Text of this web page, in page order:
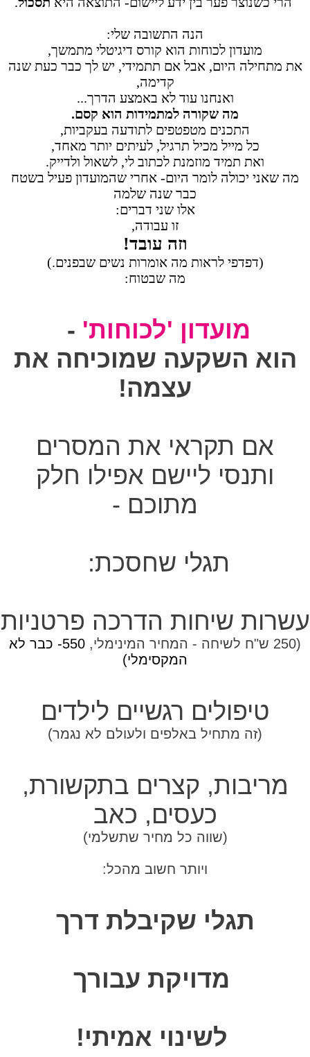
הנה התשובה שלי:
מועדון לכוחות הוא קורס דיגיטלי מתמשך,
את מתחילה היום, אבל אם תתמידי, יש לך כבר כעת שנה
קדימה,
ואנחנו עוד לא באמצע הדרך...
מה שקורה למתמידות הוא קסם.
התכנים מטפטפים לתודעה בעקביות,
כל מייל מכיל תרגיל, לעיתים יותר מאחד,
ואת תמיד מוזמנת לכתוב לי, לשאול ולדייק.
מה שאני יכולה לומר היום- אחרי שהמועדון פעיל בשטח
כבר שנה שלמה
אלו שני דברים:
זו עבודה,
וזה עובד!
(דפדפי לראות מה אומרות נשים שבפנים.)
מה שבטוח:
מועדון 'לכוחות' -
הוא השקעה שמוכיחה את
עצמה!
אם תקראי את המסרים
ותנסי ליישם אפילו חלק
מתוכם -
תגלי שחסכת:
עשרות שיחות הדרכה פרטניות
(250 ש"ח לשיחה - המחיר המינימלי,
550- כבר לא
המקסימלי)
טיפולים רגשיים לילדים
(זה מתחיל באלפים ולעולם לא נגמר)
מריבות, קצרים בתקשורת,
כעסים, כאב
(שווה כל מחיר שתשלמי)
ויותר חשוב מהכל:
תגלי שקיבלת דרך
מדויקת עבורך
לשינוי אמיתי!